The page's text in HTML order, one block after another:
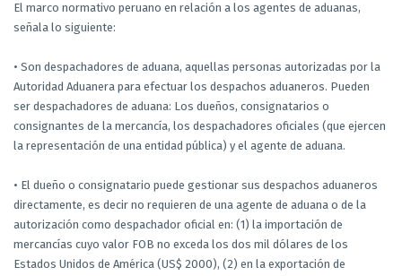
El marco normativo peruano en relación a los agentes de aduanas,
señala lo siguiente:
• Son despachadores de aduana, aquellas personas autorizadas por la
Autoridad Aduanera para efectuar los despachos aduaneros. Pueden
ser despachadores de aduana: Los dueños, consignatarios o
consignantes de la mercancía, los despachadores oficiales (que ejercen
la representación de una entidad pública) y el agente de aduana.
• El dueño o consignatario puede gestionar sus despachos aduaneros
directamente, es decir no requieren de una agente de aduana o de la
autorización como despachador oficial en: (1) la importación de
mercancías cuyo valor FOB no exceda los dos mil dólares de los
Estados Unidos de América (US$ 2000), (2) en la exportación de